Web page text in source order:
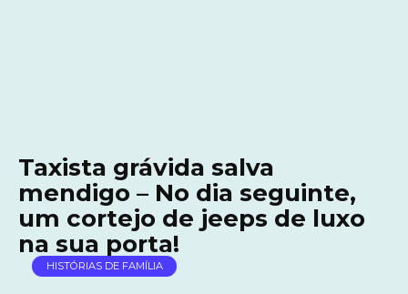
Taxista grávida salva
mendigo – No dia seguinte,
um cortejo de jeeps de luxo
na sua porta!
HISTÓRIAS DE FAMÍLIA